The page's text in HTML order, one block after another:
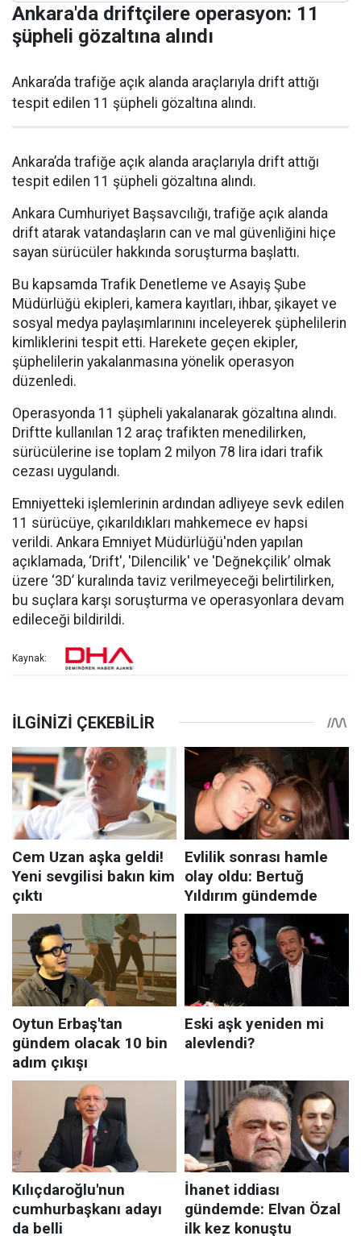
Ankara'da driftçilere operasyon: 11
şüpheli gözaltına alındı
Ankara’da trafiğe açık alanda araçlarıyla drift attığı
tespit edilen 11 şüpheli gözaltına alındı.
Ankara’da trafiğe açık alanda araçlarıyla drift attığı
tespit edilen 11 şüpheli gözaltına alındı.
Ankara Cumhuriyet Başsavcılığı, trafiğe açık alanda
drift atarak vatandaşların can ve mal güvenliğini hiçe
sayan sürücüler hakkında soruşturma başlattı.
Bu kapsamda Trafik Denetleme ve Asayiş Şube
Müdürlüğü ekipleri, kamera kayıtları, ihbar, şikayet ve
sosyal medya paylaşımlarınını inceleyerek şüphelilerin
kimliklerini tespit etti. Harekete geçen ekipler,
şüphelilerin yakalanmasına yönelik operasyon
düzenledi.
Operasyonda 11 şüpheli yakalanarak gözaltına alındı.
Driftte kullanılan 12 araç trafikten menedilirken,
sürücülerine ise toplam 2 milyon 78 lira idari trafik
cezası uygulandı.
Emniyetteki işlemlerinin ardından adliyeye sevk edilen
11 sürücüye, çıkarıldıkları mahkemece ev hapsi
verildi. Ankara Emniyet Müdürlüğü'nden yapılan
açıklamada, ‘Drift', 'Dilencilik' ve 'Değnekçilik’ olmak
üzere ‘3D’ kuralında taviz verilmeyeceği belirtilirken,
bu suçlara karşı soruşturma ve operasyonlara devam
edileceği bildirildi.
Kaynak: